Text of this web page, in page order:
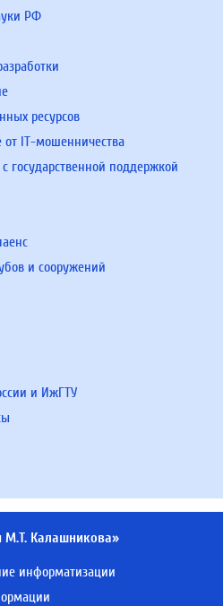
РФ
ресурсов
IT-мошенничества
государственной поддержкой
и сооружений
и ИжГТУ
Калашникова»
информатизации